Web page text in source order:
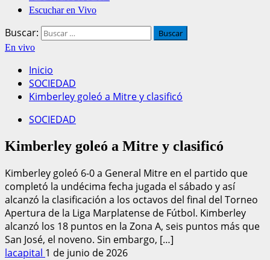
Escuchar en Vivo
Buscar:
En vivo
Inicio
SOCIEDAD
Kimberley goleó a Mitre y clasificó
SOCIEDAD
Kimberley goleó a Mitre y clasificó
Kimberley goleó 6-0 a General Mitre en el partido que
completó la undécima fecha jugada el sábado y así
alcanzó la clasificación a los octavos del final del Torneo
Apertura de la Liga Marplatense de Fútbol. Kimberley
alcanzó los 18 puntos en la Zona A, seis puntos más que
San José, el noveno. Sin embargo, […]
lacapital 1 de junio de 2026